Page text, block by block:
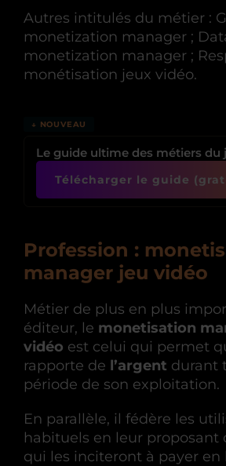
Autres intitulés du métier :
monetization manager ;
monetization manager ;
monétisation jeux vidéo.
↓ NOUVEAU
Le guide ultime des métiers du
Télécharger le guide
Profession :
manager jeu vidéo
Métier de plus en plus
éditeur, le monetisation
vidéo est celui qui permet
rapporte de l’argent durant
période de son exploitation.
En parallèle, il fédère les
habituels en leur proposant
qui les inciteront à payer